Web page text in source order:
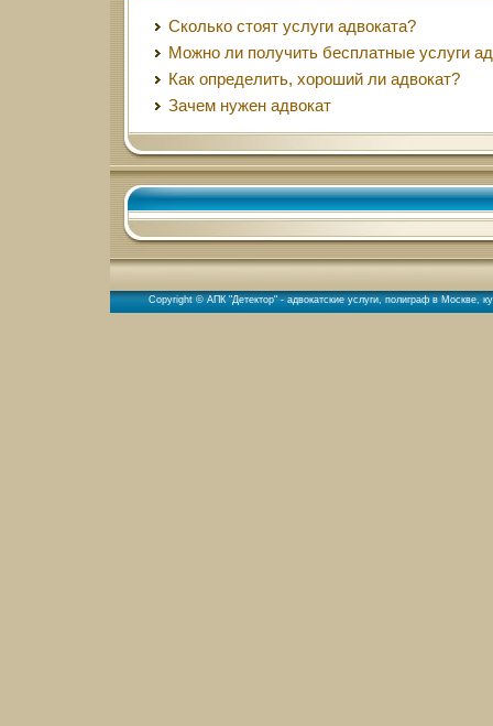
Сколько стоят услуги адвоката?
Можно ли получить бесплатные услуги
Как определить, хороший ли адвокат?
Зачем нужен адвокат
Copyright © АПК "Детектор" - адвокатские услуги, полиграф в Москве,